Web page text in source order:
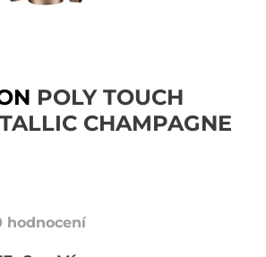
POLY TOUCH
CHAMPAGNE
hodnocení